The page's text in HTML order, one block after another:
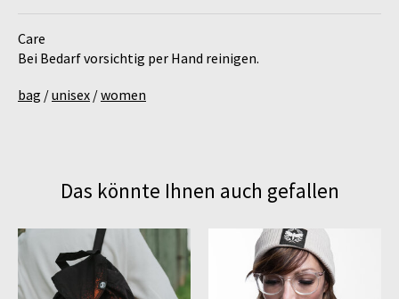
Care
Bei Bedarf vorsichtig per Hand reinigen.
bag /unisex /women
Das könnte Ihnen auch gefallen
Produkt-Karussell-Artikel